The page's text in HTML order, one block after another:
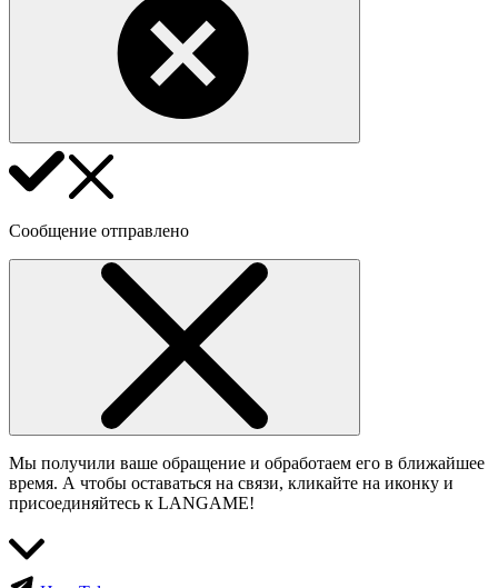
Сообщение отправлено
Мы получили ваше обращение и обработаем его в ближайшее
время. А чтобы оставаться на связи, кликайте на иконку и
присоединяйтесь к LANGAME!